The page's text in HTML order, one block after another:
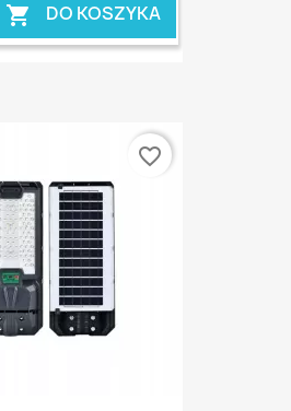
 DO KOSZYKA
favorite_border